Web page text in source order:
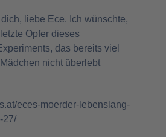
dich, liebe Ece. Ich wünschte,
Opfer dieses
das bereits viel
nicht überlebt
eces-moerder-lebenslang-
27/